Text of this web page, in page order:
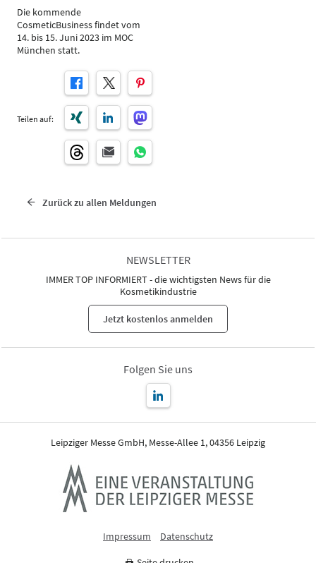
Die kommende
CosmeticBusiness findet vom
14. bis 15. Juni 2023 im MOC
München statt.
Teilen auf:
Zurück zu allen Meldungen
NEWSLETTER
IMMER TOP INFORMIERT - die wichtigsten News für die
Kosmetikindustrie
Jetzt kostenlos anmelden
Folgen Sie uns
Leipziger Messe GmbH, Messe-Allee 1, 04356 Leipzig
Impressum Datenschutz